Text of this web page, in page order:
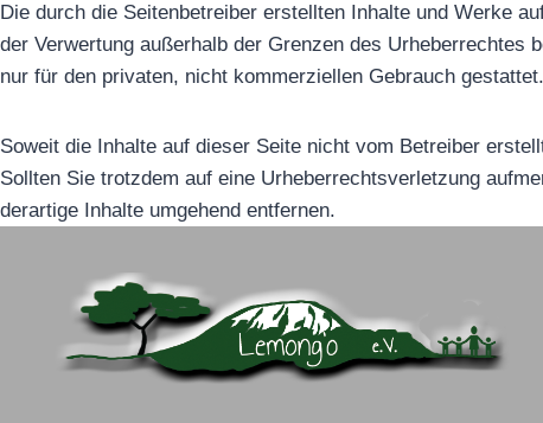
Die durch die Seitenbetreiber erstellten Inhalte und Werke
der Verwertung außerhalb der Grenzen des
nur für den privaten, nicht kommerziellen Gebrauch gestattet.
Soweit die Inhalte auf dieser Seite nicht vom Betreiber
Sollten Sie trotzdem auf eine Urheberrechtsverletzung
derartige Inhalte umgehend entfernen.